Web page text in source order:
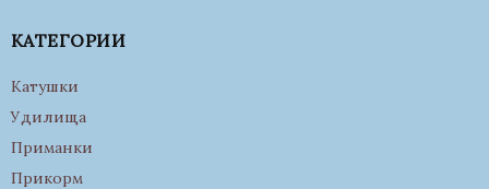
КАТЕГОРИИ
Катушки
Удилища
Приманки
Прикорм